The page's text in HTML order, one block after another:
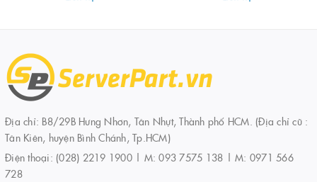
Địa chỉ: B8/29B Hưng Nhơn, Tân Nhựt, Thành phố HCM. (Địa chỉ cũ :
Tân Kiên, huyện Bình Chánh, Tp.HCM)
Điện thoại: (028) 2219 1900 | M: 093 7575 138 | M: 0971 566
728